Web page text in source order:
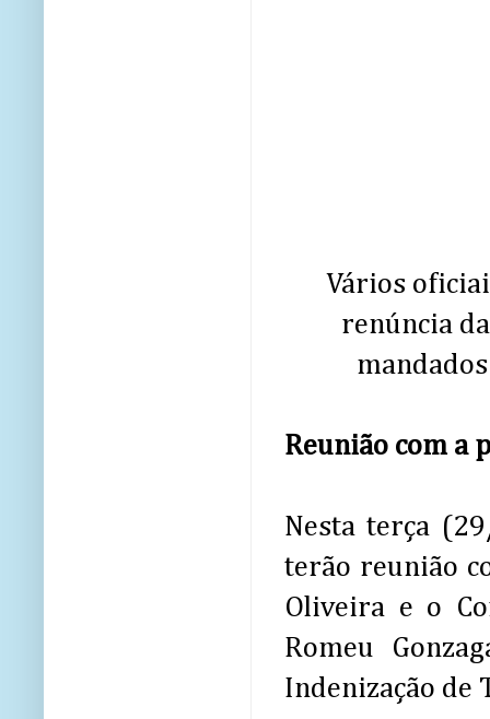
Vários
renúncia
Reunião com a
Nesta terça
terão reunião
Oliveira e o
Romeu
Indenização de